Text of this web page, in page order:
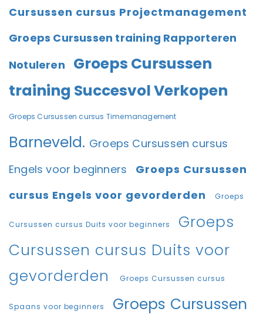
Cursussen cursus Projectmanagement
Groeps Cursussen training Rapporteren
Notuleren
Groeps Cursussen
training Succesvol Verkopen
Groeps Cursussen cursus Timemanagement
Barneveld. Groeps Cursussen cursus
Engels voor beginners
Groeps Cursussen
cursus Engels voor gevorderden
Groeps
Cursussen cursus Duits voor beginners
Groeps
Cursussen cursus Duits voor
gevorderden
Groeps Cursussen cursus
Spaans voor beginners
Groeps Cursussen